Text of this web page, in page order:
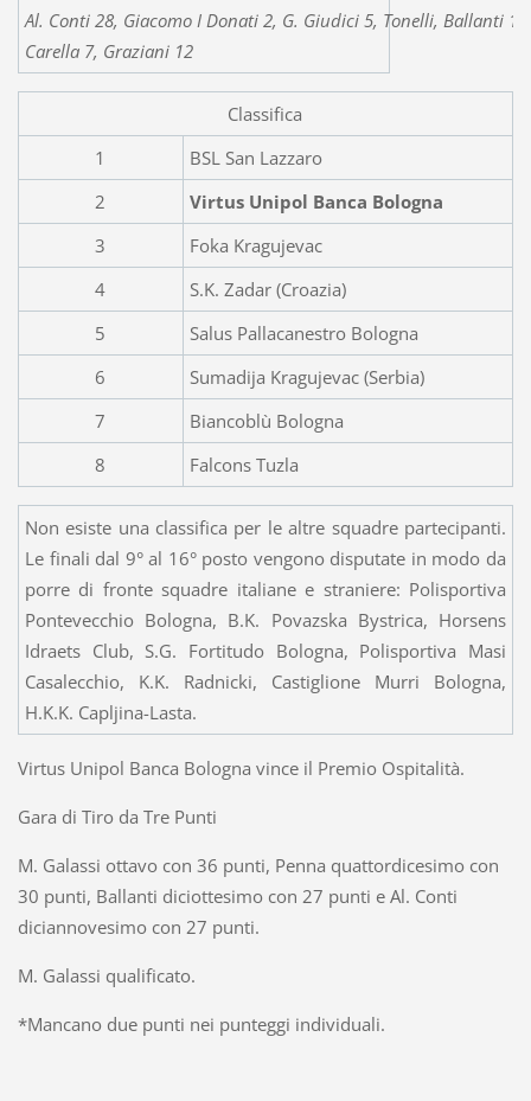
Al. Conti 28, Giacomo I Donati 2, G. Giudici 5, Tonelli, Ballanti
Carella 7, Graziani 12
Classifica
1
BSL San Lazzaro
2
Virtus Unipol Banca Bologna
3
Foka Kragujevac
4
S.K. Zadar (Croazia)
5
Salus Pallacanestro Bologna
6
Sumadija Kragujevac (Serbia)
7
Biancoblù Bologna
8
Falcons Tuzla
Non esiste una classifica per le altre squadre partecipanti.
Le finali dal 9° al 16° posto vengono disputate in modo da
porre di fronte squadre italiane e straniere: Polisportiva
Pontevecchio Bologna, B.K. Povazska Bystrica, Horsens
Idraets Club, S.G. Fortitudo Bologna, Polisportiva Masi
Casalecchio, K.K. Radnicki, Castiglione Murri Bologna,
H.K.K. Capljina-Lasta.
Virtus Unipol Banca Bologna vince il Premio Ospitalità.
Gara di Tiro da Tre Punti
M. Galassi ottavo con 36 punti, Penna quattordicesimo con
30 punti, Ballanti diciottesimo con 27 punti e Al. Conti
diciannovesimo con 27 punti.
M. Galassi qualificato.
*Mancano due punti nei punteggi individuali.